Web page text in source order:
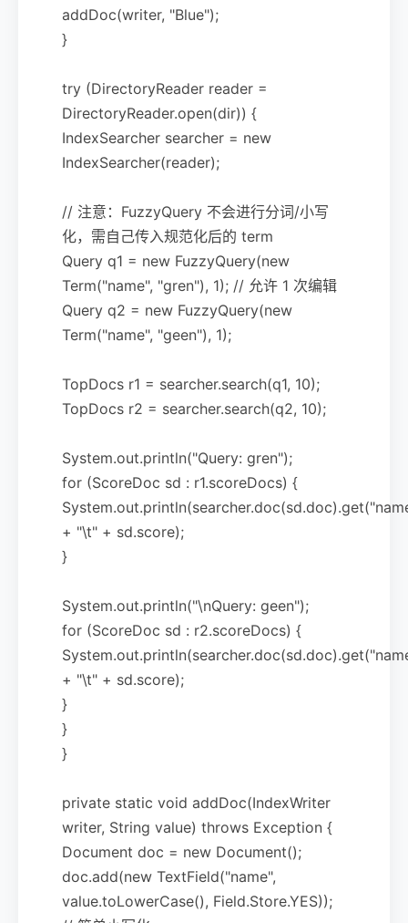
addDoc(writer, "Blue");
}
try (DirectoryReader reader =
DirectoryReader.open(dir)) {
IndexSearcher searcher = new
IndexSearcher(reader);
// 注意：FuzzyQuery 不会进行分词/小写
化，需自己传入规范化后的 term
Query q1 = new FuzzyQuery(new
Term("name", "gren"), 1); // 允许 1 次编辑
Query q2 = new FuzzyQuery(new
Term("name", "geen"), 1);
TopDocs r1 = searcher.search(q1, 10);
TopDocs r2 = searcher.search(q2, 10);
System.out.println("Query: gren");
for (ScoreDoc sd : r1.scoreDocs) {
+ "\t" + sd.score);
}
System.out.println("\nQuery: geen");
for (ScoreDoc sd : r2.scoreDocs) {
+ "\t" + sd.score);
}
}
}
private static void addDoc(IndexWriter
writer, String value) throws Exception {
Document doc = new Document();
doc.add(new TextField("name",
value.toLowerCase(), Field.Store.YES));